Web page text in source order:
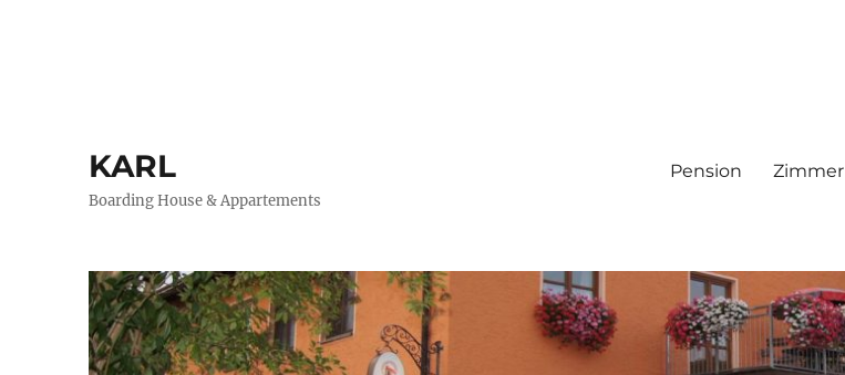
KARL
Boarding House & Appartements
Pension Zimmer